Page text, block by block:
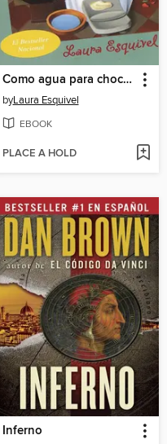
Como agua para chocolate
byLaura Esquivel
EBOOK
PLACE A HOLD
Inferno